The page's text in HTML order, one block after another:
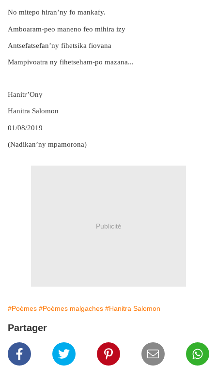
No mitepo hiran’ny fo mankafy.
Amboaram-peo maneno feo mihira izy
Antsefatsefan’ny fihetsika fiovana
Mampivoatra ny fihetseham-po mazana...
Hanitr’Ony
Hanitra Salomon
01/08/2019
(Nadikan’ny mpamorona)
Publicité
#Poèmes #Poèmes malgaches #Hanitra Salomon
Partager